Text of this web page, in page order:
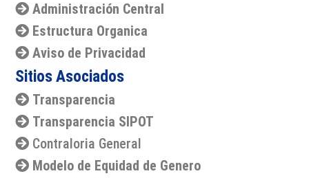
Administración Central
Estructura Organica
Aviso de Privacidad
Sitios Asociados
Transparencia
Transparencia SIPOT
Contraloria General
Modelo de Equidad de Genero